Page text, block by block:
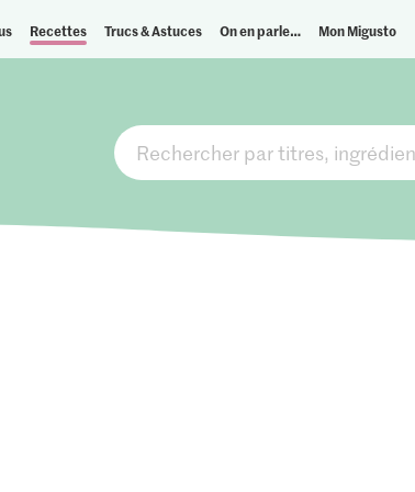
Recettes Trucs & Astuces On en parle… Mon Migusto